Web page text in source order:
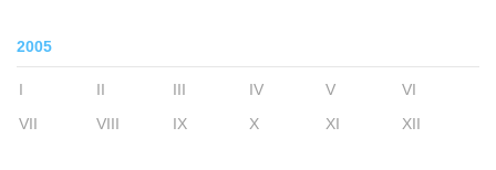
2005
I II III IV V
VI
VII
VIII IX X XI XII